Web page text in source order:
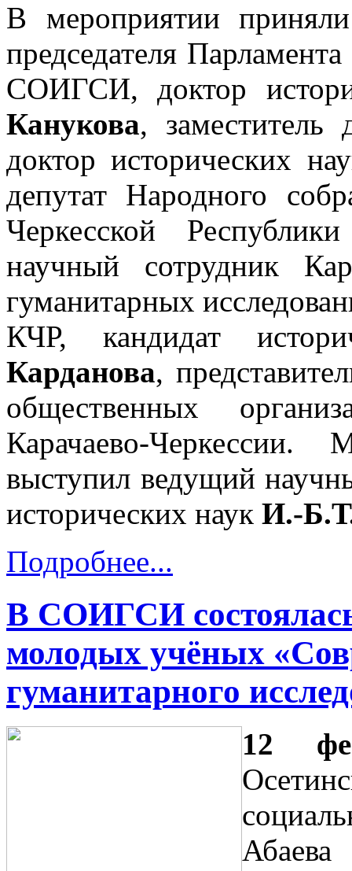
В мероприятии
председателя
СОИГСИ, доктор
Канукова,
доктор исторических
депутат Народного
Черкесской
научный сотрудник
гуманитарных
КЧР, кандидат
Карданова,
общественных
Карачаево-Черкессии.
выступил ведущий
исторических наук И.-
Подробнее...
В СОИГСИ
молодых учёных
гуманитарного
12